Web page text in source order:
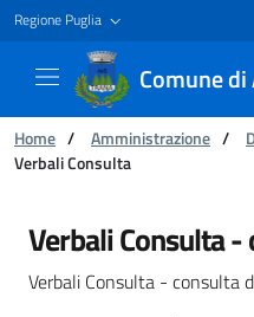
Regione Puglia
Comune
Ti trovi in:
Home / Amministrazione /
Verbali Consulta
Verbali Consulta -
Verbali Consulta
Verbali Consulta - consulta